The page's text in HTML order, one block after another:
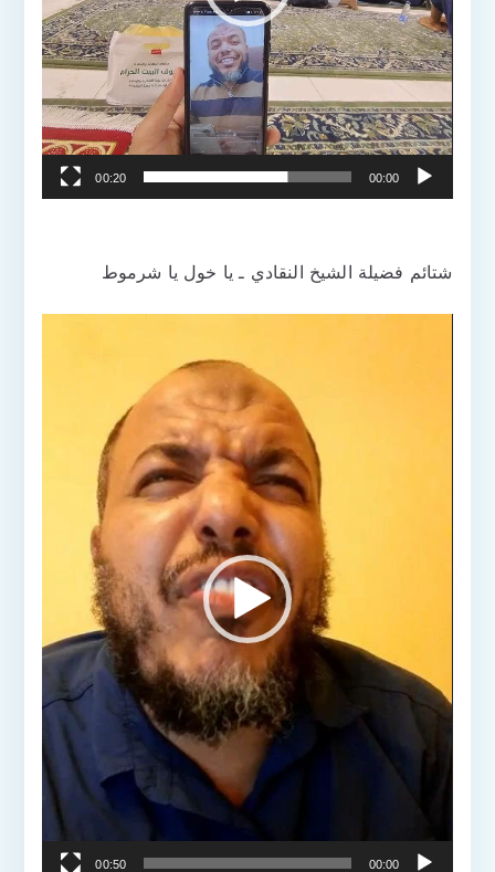
00:00
00:20
شتائم فضيلة الشيخ النقادي ـ يا خول يا شرموط
00:00
00:50